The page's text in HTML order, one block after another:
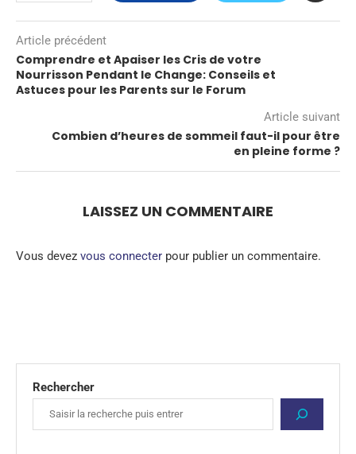
Article précédent
Comprendre et Apaiser les Cris de votre
Nourrisson Pendant le Change: Conseils et
Astuces pour les Parents sur le Forum
Article suivant
Combien d’heures de sommeil faut-il pour être
en pleine forme ?
LAISSEZ UN COMMENTAIRE
Vous devez vous connecter pour publier un commentaire.
Rechercher